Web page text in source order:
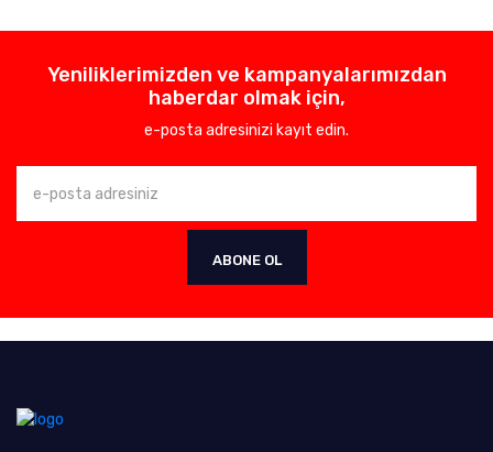
Yeniliklerimizden ve kampanyalarımızdan
haberdar olmak için,
e-posta adresinizi kayıt edin.
ABONE OL